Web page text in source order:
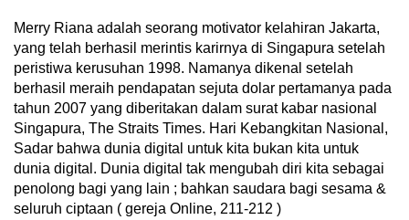
Merry Riana adalah seorang motivator kelahiran Jakarta,
yang telah berhasil merintis karirnya di Singapura setelah
peristiwa kerusuhan 1998. Namanya dikenal setelah
berhasil meraih pendapatan sejuta dolar pertamanya pada
tahun 2007 yang diberitakan dalam surat kabar nasional
Singapura, The Straits Times. Hari Kebangkitan Nasional,
Sadar bahwa dunia digital untuk kita bukan kita untuk
dunia digital. Dunia digital tak mengubah diri kita sebagai
penolong bagi yang lain ; bahkan saudara bagi sesama &
seluruh ciptaan ( gereja Online, 211-212 )